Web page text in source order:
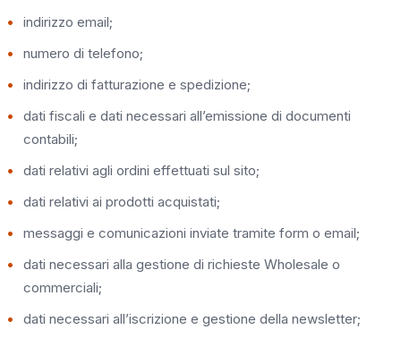
indirizzo email;
numero di telefono;
indirizzo di fatturazione e spedizione;
dati fiscali e dati necessari all’emissione di documenti
contabili;
dati relativi agli ordini effettuati sul sito;
dati relativi ai prodotti acquistati;
messaggi e comunicazioni inviate tramite form o email;
dati necessari alla gestione di richieste Wholesale o
commerciali;
dati necessari all’iscrizione e gestione della newsletter;